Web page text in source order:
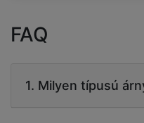
FAQ
1. Milyen típusú